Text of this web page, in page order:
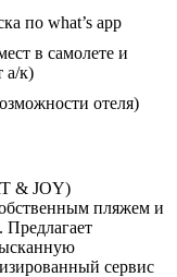
по what’s app
в самолете и
а/к)
отеля)
& JOY)
пляжем и
сервис